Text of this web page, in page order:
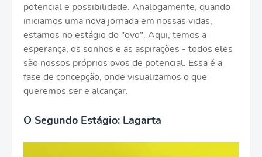
potencial e possibilidade. Analogamente, quando
iniciamos uma nova jornada em nossas vidas,
estamos no estágio do "ovo". Aqui, temos a
esperança, os sonhos e as aspirações - todos eles
são nossos próprios ovos de potencial. Essa é a
fase de concepção, onde visualizamos o que
queremos ser e alcançar.
O Segundo Estágio: Lagarta